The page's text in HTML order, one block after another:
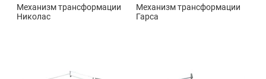
Механизм трансформации
Николас
Механизм трансформации
Гарса